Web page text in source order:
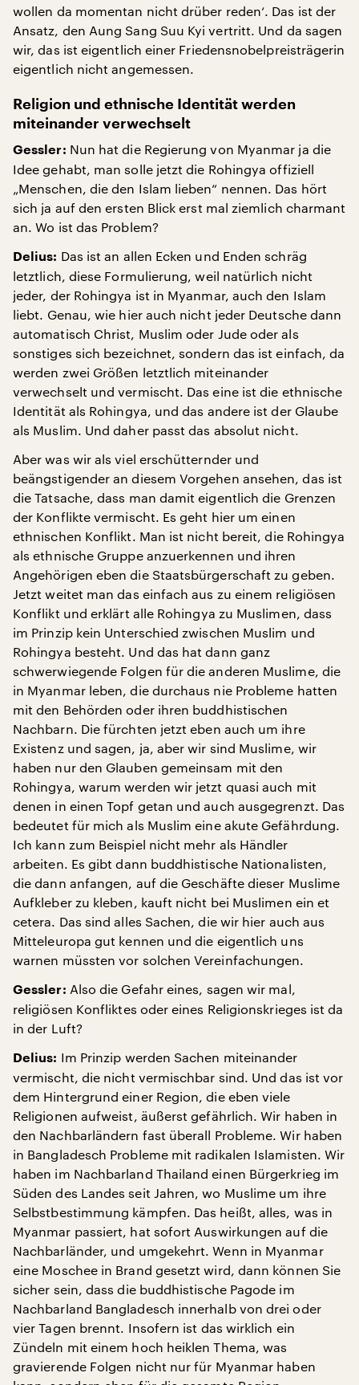
wollen da momentan nicht drüber reden‘. Das ist der
Ansatz, den Aung Sang Suu Kyi vertritt. Und da sagen
wir, das ist eigentlich einer Friedensnobelpreisträgerin
eigentlich nicht angemessen.
Religion und ethnische Identität werden
miteinander verwechselt
Gessler: Nun hat die Regierung von Myanmar ja die
Idee gehabt, man solle jetzt die Rohingya offiziell
„Menschen, die den Islam lieben“ nennen. Das hört
sich ja auf den ersten Blick erst mal ziemlich charmant
an. Wo ist das Problem?
Delius: Das ist an allen Ecken und Enden schräg
letztlich, diese Formulierung, weil natürlich nicht
jeder, der Rohingya ist in Myanmar, auch den Islam
liebt. Genau, wie hier auch nicht jeder Deutsche dann
automatisch Christ, Muslim oder Jude oder als
sonstiges sich bezeichnet, sondern das ist einfach, da
werden zwei Größen letztlich miteinander
verwechselt und vermischt. Das eine ist die ethnische
Identität als Rohingya, und das andere ist der Glaube
als Muslim. Und daher passt das absolut nicht.
Aber was wir als viel erschütternder und
beängstigender an diesem Vorgehen ansehen, das ist
die Tatsache, dass man damit eigentlich die Grenzen
der Konflikte vermischt. Es geht hier um einen
ethnischen Konflikt. Man ist nicht bereit, die Rohingya
als ethnische Gruppe anzuerkennen und ihren
Angehörigen eben die Staatsbürgerschaft zu geben.
Jetzt weitet man das einfach aus zu einem religiösen
Konflikt und erklärt alle Rohingya zu Muslimen, dass
im Prinzip kein Unterschied zwischen Muslim und
Rohingya besteht. Und das hat dann ganz
schwerwiegende Folgen für die anderen Muslime, die
in Myanmar leben, die durchaus nie Probleme hatten
mit den Behörden oder ihren buddhistischen
Nachbarn. Die fürchten jetzt eben auch um ihre
Existenz und sagen, ja, aber wir sind Muslime, wir
haben nur den Glauben gemeinsam mit den
Rohingya, warum werden wir jetzt quasi auch mit
denen in einen Topf getan und auch ausgegrenzt. Das
bedeutet für mich als Muslim eine akute Gefährdung.
Ich kann zum Beispiel nicht mehr als Händler
arbeiten. Es gibt dann buddhistische Nationalisten,
die dann anfangen, auf die Geschäfte dieser Muslime
Aufkleber zu kleben, kauft nicht bei Muslimen ein et
cetera. Das sind alles Sachen, die wir hier auch aus
Mitteleuropa gut kennen und die eigentlich uns
warnen müssten vor solchen Vereinfachungen.
Gessler: Also die Gefahr eines, sagen wir mal,
religiösen Konfliktes oder eines Religionskrieges ist da
in der Luft?
Delius: Im Prinzip werden Sachen miteinander
vermischt, die nicht vermischbar sind. Und das ist vor
dem Hintergrund einer Region, die eben viele
Religionen aufweist, äußerst gefährlich. Wir haben in
den Nachbarländern fast überall Probleme. Wir haben
in Bangladesch Probleme mit radikalen Islamisten. Wir
haben im Nachbarland Thailand einen Bürgerkrieg im
Süden des Landes seit Jahren, wo Muslime um ihre
Selbstbestimmung kämpfen. Das heißt, alles, was in
Myanmar passiert, hat sofort Auswirkungen auf die
Nachbarländer, und umgekehrt. Wenn in Myanmar
eine Moschee in Brand gesetzt wird, dann können Sie
sicher sein, dass die buddhistische Pagode im
Nachbarland Bangladesch innerhalb von drei oder
vier Tagen brennt. Insofern ist das wirklich ein
Zündeln mit einem hoch heiklen Thema, was
gravierende Folgen nicht nur für Myanmar haben